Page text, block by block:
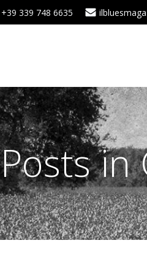
+39 339 748 6635
Posts in